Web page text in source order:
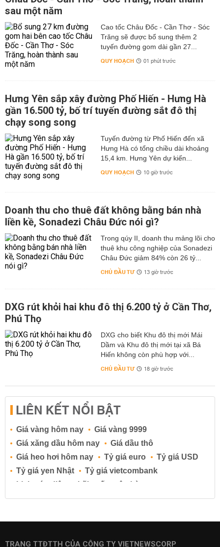
sau một năm
Cao tốc Châu Đốc - Cần Thơ - Sóc
Trăng sẽ được bổ sung thêm 2
tuyến đường gom dài gần 27...
QUY HOẠCH 01 phút trước
Hưng Yên sắp xây đường Phố Hiến - Hưng Hà
gần 16.500 tỷ, bố trí tuyến đường sắt đô thị
chạy song song
Tuyến đường từ Phố Hiến đến xã
Hưng Hà có tổng chiều dài khoảng
15,4 km. Hưng Yên dự kiến...
QUY HOẠCH 10 giờ trước
Doanh thu cho thuê đất không bằng bán nhà
liền kề, Sonadezi Châu Đức nói gì?
Trong qúy II, doanh thu mảng lõi cho
thuê khu công nghiệp của Sonadezi
Châu Đức giảm 84% còn 26 tỷ...
CHỦ ĐẦU TƯ 13 giờ trước
DXG rút khỏi hai khu đô thị 6.200 tỷ ở Cần Thơ,
Phú Thọ
DXG cho biết Khu đô thị mới Mái
Dầm và Khu đô thị mới tại xã Bá
Hiến không còn phù hợp với...
CHỦ ĐẦU TƯ 18 giờ trước
LIÊN KẾT NỔI BẬT
Giá vàng hôm nay
Giá vàng 9999
Giá xăng dầu hôm nay
Giá dầu thô
Giá heo hơi hôm nay
Tỷ giá euro
Tỷ giá USD
Tỷ giá yen Nhật
Tỷ giá vietcombank
Lịch cúp điện
Lãi suất ngân hàng
Lãi suất tiết kiệm
Lãi suất tiền gửi
Lãi suất ngân hàng BIDV
TRANG TTĐTTH CỦA CÔNG TY VIETNEWSCORP